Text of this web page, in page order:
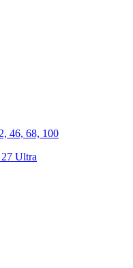
46, 68, 100
Ultra